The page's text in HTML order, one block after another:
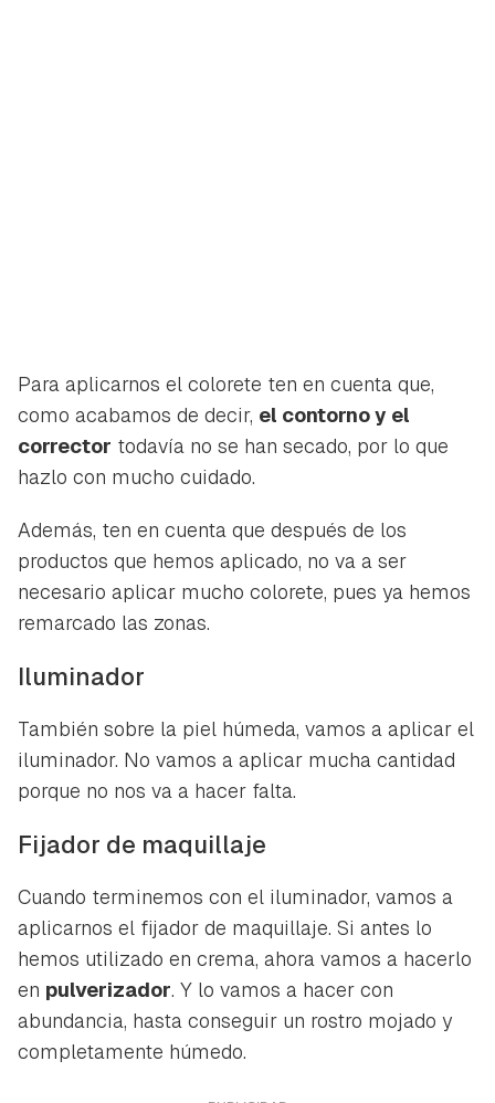
Para aplicarnos el colorete ten en cuenta que,
como acabamos de decir, el contorno y el
corrector todavía no se han secado, por lo que
hazlo con mucho cuidado.
Además, ten en cuenta que después de los
productos que hemos aplicado, no va a ser
necesario aplicar mucho colorete, pues ya hemos
remarcado las zonas.
Iluminador
También sobre la piel húmeda, vamos a aplicar el
iluminador. No vamos a aplicar mucha cantidad
porque no nos va a hacer falta.
Fijador de maquillaje
Cuando terminemos con el iluminador, vamos a
aplicarnos el fijador de maquillaje. Si antes lo
hemos utilizado en crema, ahora vamos a hacerlo
en pulverizador. Y lo vamos a hacer con
abundancia, hasta conseguir un rostro mojado y
completamente húmedo.